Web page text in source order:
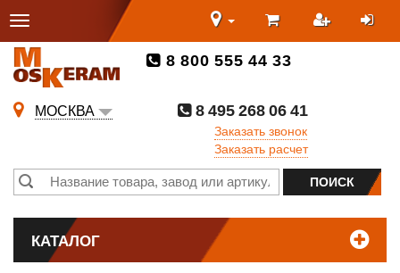
8 800 555 44 33
МОСКВА
8 495 268 06 41
Заказать звонок
Заказать расчет
КАТАЛОГ